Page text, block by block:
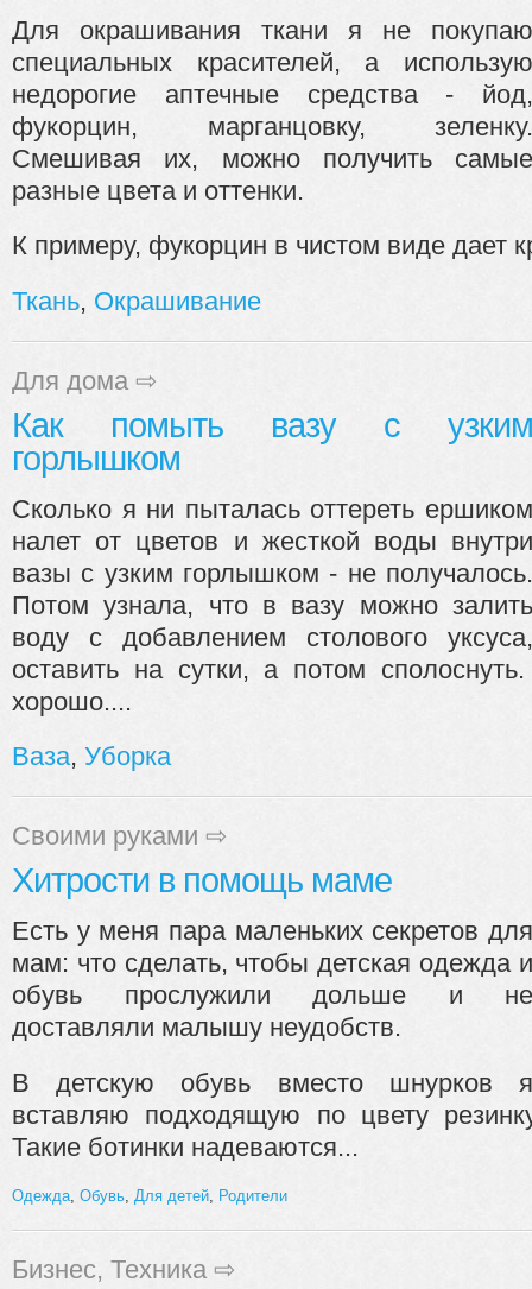
Для окрашивания ткани я не покупаю
специальных красителей, а использую
недорогие аптечные средства - йод,
фукорцин, марганцовку, зеленку.
Смешивая их, можно получить самые
разные цвета и оттенки.
К примеру, фукорцин в чистом виде дает
Ткань, Окрашивание
Для дома ⇨
Как помыть вазу с узким
горлышком
Сколько я ни пыталась оттереть ершиком
налет от цветов и жесткой воды внутри
вазы с узким горлышком - не получалось.
Потом узнала, что в вазу можно залить
воду с добавлением столового уксуса,
оставить на сутки, а потом
хорошо....
Ваза, Уборка
Своими руками ⇨
Хитрости в помощь маме
Есть у меня пара маленьких секретов для
мам: что сделать, чтобы детская одежда и
обувь прослужили дольше и не
доставляли малышу неудобств.
В детскую обувь вместо шнурков я
вставляю подходящую по цвету
Такие ботинки надеваются...
Одежда, Обувь, Для детей, Родители
Бизнес, Техника ⇨